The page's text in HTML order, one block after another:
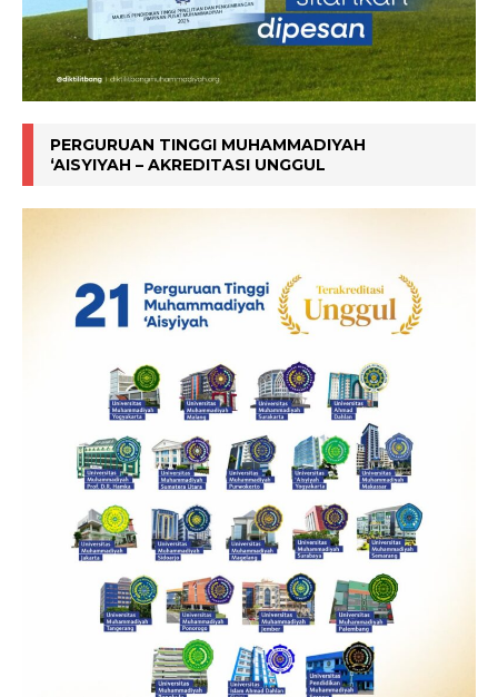
PERGURUAN TINGGI MUHAMMADIYAH
‘AISYIYAH – AKREDITASI UNGGUL